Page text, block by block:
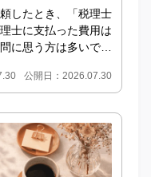
したとき、「税理士
士に支払った費用は
に思う方は多いでし
公開日：2026.07.30